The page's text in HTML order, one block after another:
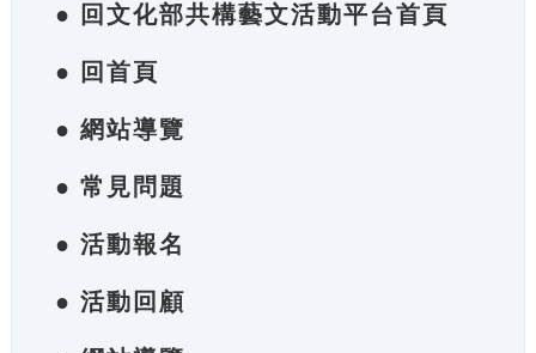
● 回文化部共構藝文活動平台首頁
● 回首頁
● 網站導覽
● 常見問題
● 活動報名
● 活動回顧